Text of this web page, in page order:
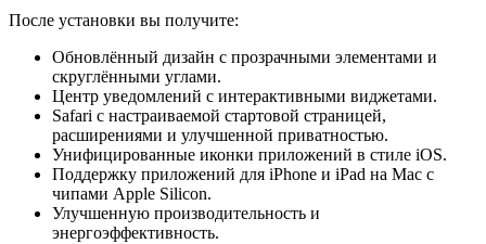
После установки вы получите:
Обновлённый дизайн с прозрачными элементами и
скруглёнными углами.
Центр уведомлений с интерактивными виджетами.
Safari с настраиваемой стартовой страницей,
расширениями и улучшенной приватностью.
Унифицированные иконки приложений в стиле iOS.
Поддержку приложений для iPhone и iPad на Mac с
чипами Apple Silicon.
Улучшенную производительность и
энергоэффективность.